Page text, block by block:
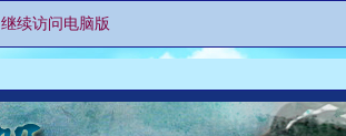
继续访问电脑版